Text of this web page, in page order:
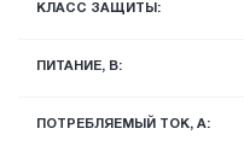
КЛАСС ЗАЩИТЫ:
ПИТАНИЕ, В:
ПОТРЕБЛЯЕМЫЙ ТОК, А: